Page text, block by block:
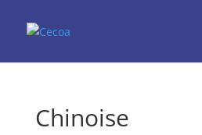
Chinoise